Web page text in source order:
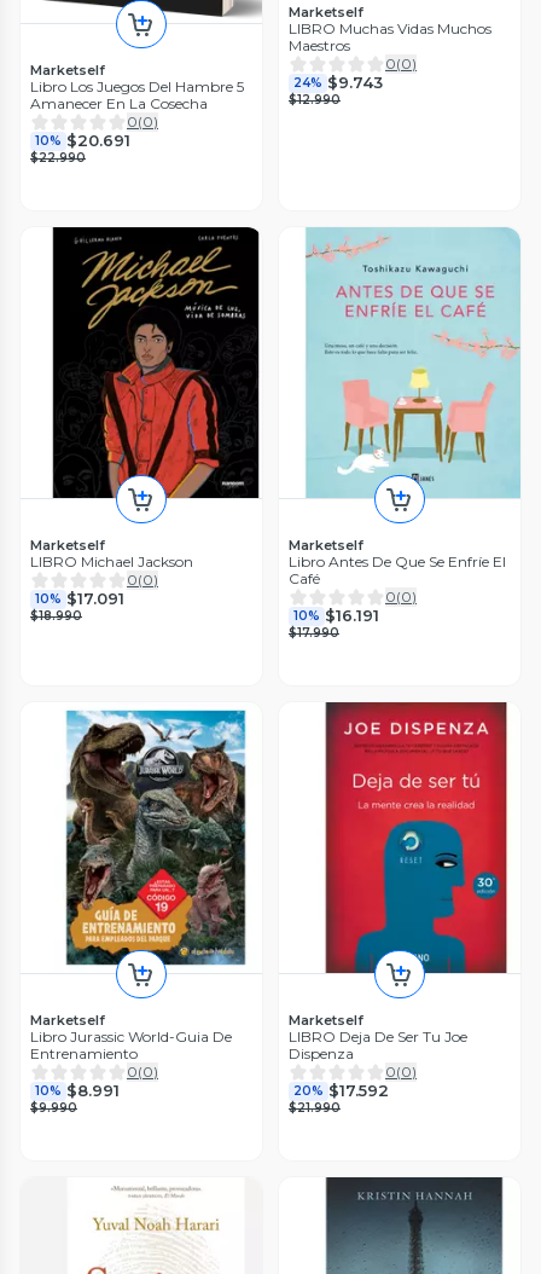
Marketself
Libro Los Juegos Del Hambre 5
Amanecer En La Cosecha
0(0)
10% $20.691
$22.990
Marketself
LIBRO Muchas Vidas Muchos
Maestros
0(0)
24% $9.743
$12.990
Marketself
LIBRO Michael Jackson
0(0)
10% $17.091
$18.990
Marketself
Libro Antes De Que Se Enfríe El
Café
0(0)
10% $16.191
$17.990
Marketself
Libro Jurassic World-Guia De
Entrenamiento
0(0)
10% $8.991
$9.990
Marketself
LIBRO Deja De Ser Tu Joe
Dispenza
0(0)
20% $17.592
$21.990